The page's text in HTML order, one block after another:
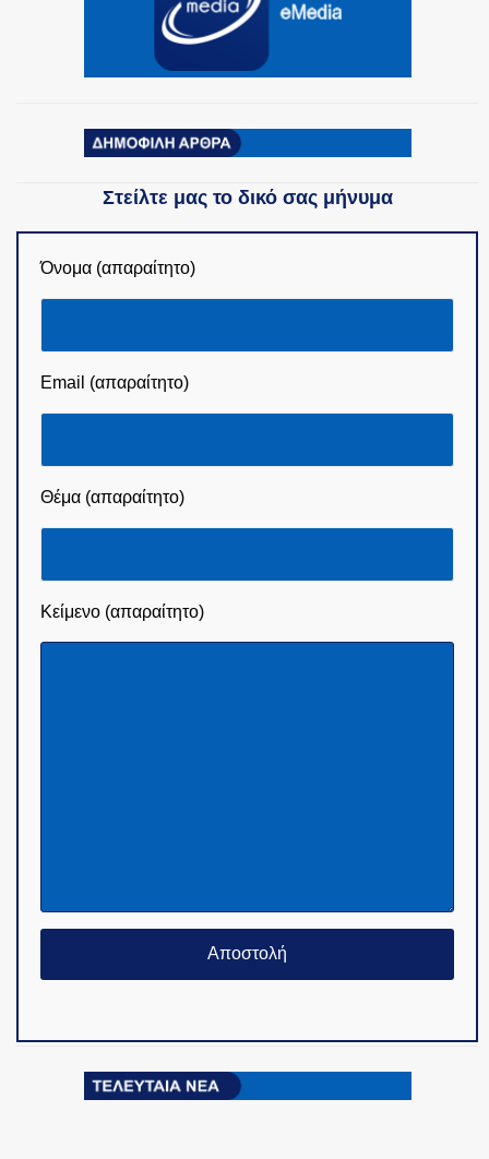
Στείλτε μας το δικό σας μήνυμα
Όνομα (απαραίτητο)
Email (απαραίτητο)
Θέμα (απαραίτητο)
Κείμενο (απαραίτητο)